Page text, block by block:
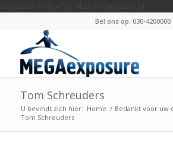
Bel ons op: 030-4200000
Tom Schreuders
U bevindt zich hier: Home / Bedankt voor uw
Tom Schreuders